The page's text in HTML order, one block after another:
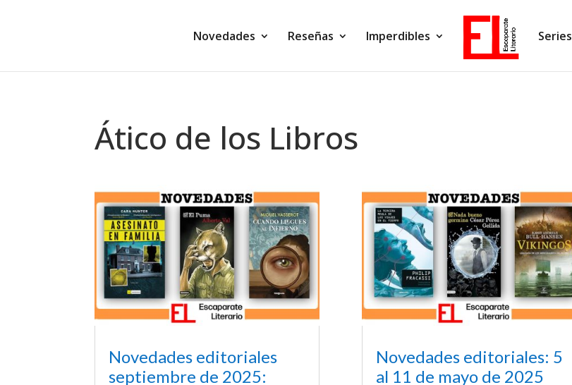
Novedades Reseñas Imperdibles Series
Ático de los Libros
Novedades editoriales
septiembre de 2025:
Novedades editoriales: 5
al 11 de mayo de 2025